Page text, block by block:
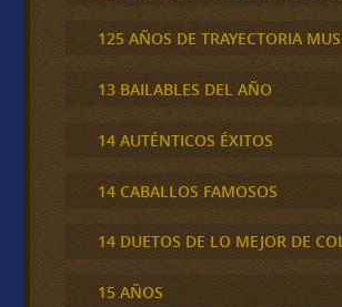
125 AÑOS DE TRAYECTORIA
13 BAILABLES DEL AÑO
14 AUTÉNTICOS ÉXITOS
14 CABALLOS FAMOSOS
14 DUETOS DE LO MEJOR DE
15 AÑOS